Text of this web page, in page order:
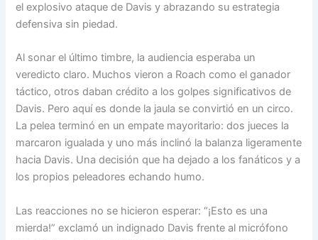
el explosivo ataque de Davis y abrazando su estrategia
defensiva sin piedad.
Al sonar el último timbre, la audiencia esperaba un
veredicto claro. Muchos vieron a Roach como el ganador
táctico, otros daban crédito a los golpes significativos de
Davis. Pero aquí es donde la jaula se convirtió en un circo.
La pelea terminó en un empate mayoritario: dos jueces la
marcaron igualada y uno más inclinó la balanza ligeramente
hacia Davis. Una decisión que ha dejado a los fanáticos y a
los propios peleadores echando humo.
Las reacciones no se hicieron esperar: “¡Esto es una
mierda!” exclamó un indignado Davis frente al micrófono